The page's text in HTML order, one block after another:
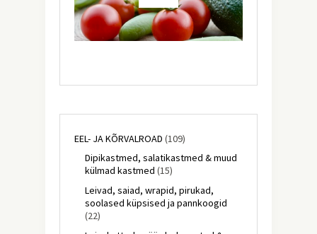
EEL- JA KÕRVALROAD (109)
Dipikastmed, salatikastmed & muud
külmad kastmed (15)
Leivad, saiad, wrapid, pirukad,
soolased küpsised ja pannkoogid
(22)